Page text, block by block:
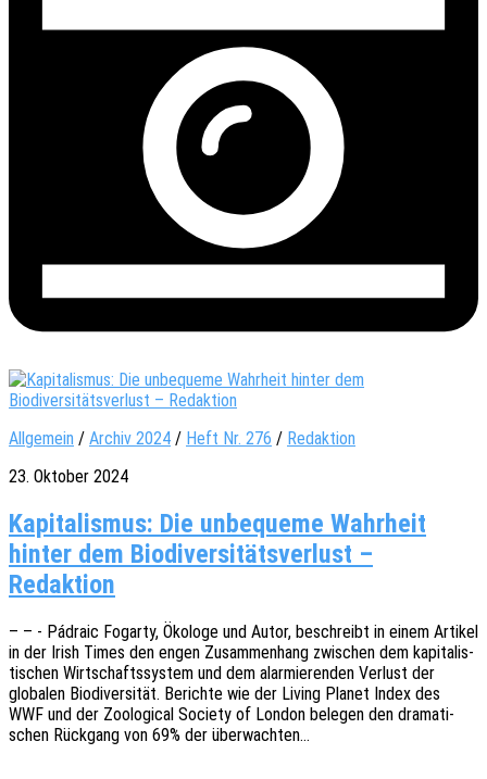
Allgemein / Archiv 2024 / Heft Nr. 276 / Redaktion
23. Oktober 2024
Kapitalismus: Die unbequeme Wahrheit
hinter dem Biodiversitätsverlust –
Redaktion
– – - Pádraic Fogar­ty, Ökolo­ge und Autor, beschreibt in einem Arti­kel
in der Irish Times den engen Zusam­men­hang zwischen dem kapi­ta­lis­
ti­schen Wirt­schafts­sys­tem und dem alar­mie­ren­den Verlust der
globa­len Biodi­ver­si­tät. Berich­te wie der Living Planet Index des
WWF und der Zoolo­gi­cal Socie­ty of London bele­gen den drama­ti­
schen Rück­gang von 69% der überwachten…